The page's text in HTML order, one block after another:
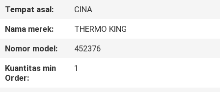
TENTANG
KAMI
TUR
PABRIK
Tempat asal:
CINA
Nama merek:
THERMO KING
Nomor model:
452376
Kuantitas min
Order:
1